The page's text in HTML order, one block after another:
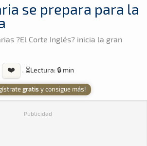
se prepara para la
?El Corte Inglés? inicia la gran
❤️ · ⏳Lectura: 🔒 min
gratis y consigue más!
Publicidad